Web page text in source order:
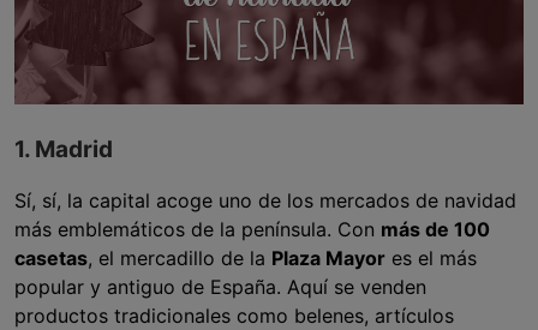
1. Madrid
Sí, sí, la capital acoge uno de los mercados de navidad
más emblemáticos de la península. Con más de 100
casetas, el mercadillo de la Plaza Mayor es el más
popular y antiguo de España. Aquí se venden
productos tradicionales como belenes, artículos